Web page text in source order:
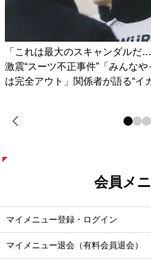
「これは最大のスキャンダルだ
激震“スーツ不正事件”「みんな
は完全アウト」関係者が語る“イ
会員メ
マイメニュー登録・ログイン
マイメニュー退会（有料会員退会）